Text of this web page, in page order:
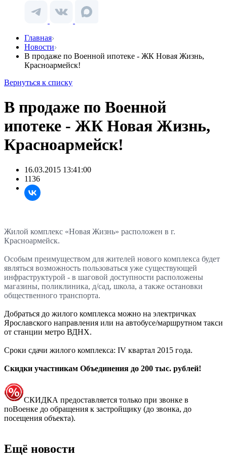
Главная
Новости
В продаже по Военной ипотеке - ЖК Новая Жизнь,
Красноармейск!
Вернуться к списку
В продаже по Военной
ипотеке - ЖК Новая Жизнь,
Красноармейск!
16.03.2015 13:41:00
1136
Жилой комплекс «Новая Жизнь» расположен в г.
Красноармейск.
Особым преимуществом для жителей нового комплекса будет
являться возможность пользоваться уже существующей
инфраструктурой - в шаговой доступности расположены
магазины, поликлиника, д/сад, школа, а также остановки
общественного транспорта.
Добраться до жилого комплекса можно на электричках
Ярославского направления или на автобусе/маршрутном такси
от станции метро ВДНХ.
Сроки сдачи жилого комплекса: IV квартал 2015 года.
Скидки участникам Объединения до 200 тыс. рублей!
СКИДКА предоставляется только при звонке в
поВоенке до обращения к застройщику (до звонка, до
посещения объекта).
Ещё новости